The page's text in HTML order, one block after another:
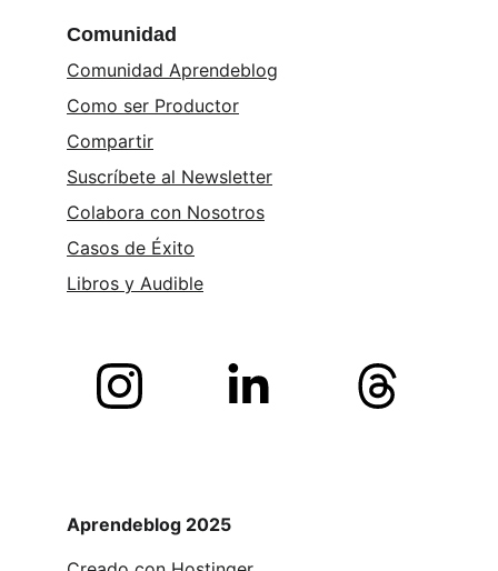
Comunidad
Comunidad Aprendeblog
Como ser Productor
Compartir
Suscríbete al Newsletter
Colabora con Nosotros
Casos de Éxito
Libros y Audible
Aprendeblog 2025